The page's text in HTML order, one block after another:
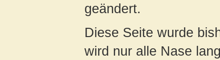
geändert.
Diese Seite wurde
wird nur alle Nase